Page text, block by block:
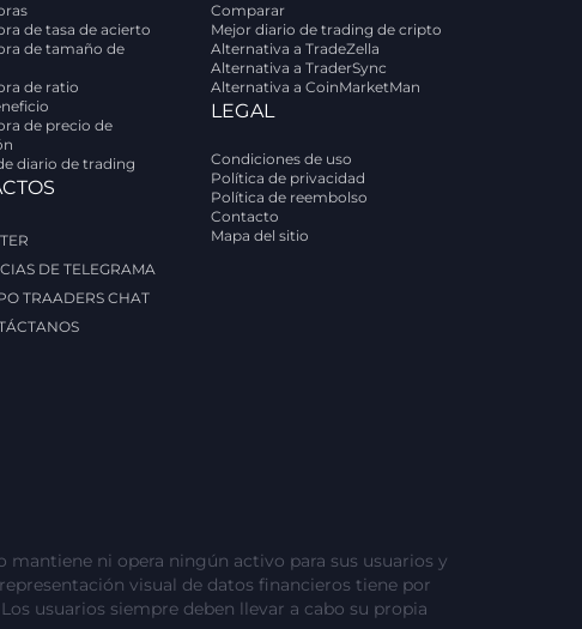
de tasa de acierto
de tamaño de
de ratio
de precio de
diario de trading
DE TELEGRAMA
TRAADERS CHAT
Comparar
Mejor diario de trading de cripto
Alternativa a TradeZella
Alternativa a TraderSync
Alternativa a CoinMarketMan
LEGAL
Condiciones de uso
Política de privacidad
Política de reembolso
Contacto
Mapa del sitio
ni opera ningún activo para sus usuarios y
visual de datos financieros tiene por
usuarios siempre deben llevar a cabo su propia